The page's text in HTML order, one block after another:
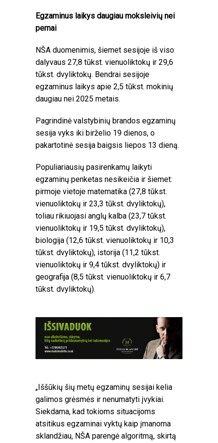
Egzaminus laikys daugiau moksleivių nei
pernai
NŠA duomenimis, šiemet sesijoje iš viso
dalyvaus 27,8 tūkst. vienuoliktokų ir 29,6
tūkst. dvyliktokų. Bendrai sesijoje
egzaminus laikys apie 2,5 tūkst. mokinių
daugiau nei 2025 metais.
Pagrindinė valstybinių brandos egzaminų
sesija vyks iki birželio 19 dienos, o
pakartotinė sesija baigsis liepos 13 dieną.
Populiariausių pasirenkamų laikyti
egzaminų penketas nesikeičia ir šiemet:
pirmoje vietoje matematika (27,8 tūkst.
vienuoliktokų ir 23,3 tūkst. dvyliktokų),
toliau rikiuojasi anglų kalba (23,7 tūkst.
vienuoliktokų ir 19,5 tūkst. dvyliktokų),
biologija (12,6 tūkst. vienuoliktokų ir 10,3
tūkst. dvyliktokų), istorija (11,2 tūkst.
vienuoliktokų ir 9,4 tūkst. dvyliktokų) ir
geografija (8,5 tūkst. vienuoliktokų ir 6,7
tūkst. dvyliktokų).
„Iššūkių šių metų egzaminų sesijai kelia
galimos grėsmės ir nenumatyti įvykiai.
Siekdama, kad tokioms situacijoms
atsitikus egzaminai vyktų kaip įmanoma
sklandžiau, NŠA parengė algoritmą, skirtą